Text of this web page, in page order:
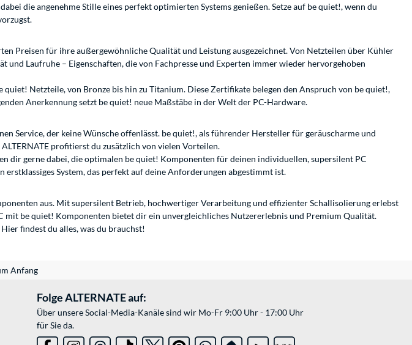
die angenehme Stille eines perfekt optimierten Systems genießen. Setze auf be quiet!, wenn du
Preisen für ihre außergewöhnliche Qualität und Leistung ausgezeichnet. Von Netzteilen über Kühler
Laufruhe – Eigenschaften, die von Fachpresse und Experten immer wieder hervorgehoben
Netzteile, von Bronze bis hin zu Titanium. Diese Zertifikate belegen den Anspruch von be quiet!,
Anerkennung setzt be quiet! neue Maßstäbe in der Welt der PC-Hardware.
Service, der keine Wünsche offenlässt. be quiet!, als führender Hersteller für geräuscharme und
profitierst du zusätzlich von vielen Vorteilen.
dir gerne dabei, die optimalen be quiet! Komponenten für deinen individuellen, supersilent PC
System, das perfekt auf deine Anforderungen abgestimmt ist.
aus. Mit supersilent Betrieb, hochwertiger Verarbeitung und effizienter Schallisolierung erlebst
mit be quiet! Komponenten bietet dir ein unvergleichliches Nutzererlebnis und Premium Qualität.
findest du alles, was du brauchst!
Anfang
Folge ALTERNATE auf:
Über unsere Social-Media-Kanäle sind wir Mo-Fr 9:00 Uhr - 17:00 Uhr
für Sie da.